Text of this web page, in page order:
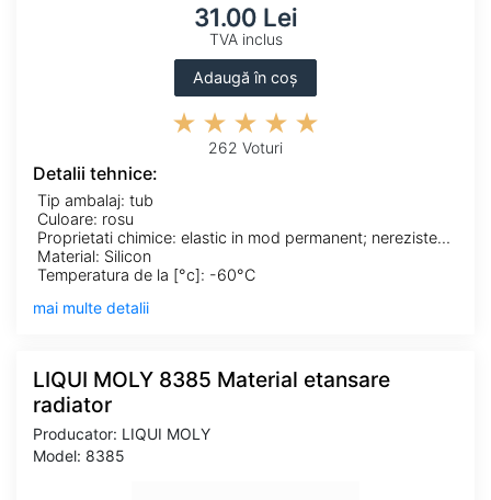
31.00 Lei
TVA inclus
Adaugă în coș
262 Voturi
Detalii tehnice:
Tip ambalaj: tub
Culoare: rosu
Proprietati chimice: elastic in mod permanent; nerezistent la solventi; rezistent-UV
Material: Silicon
Temperatura de la [°c]: -60°C
mai multe detalii
LIQUI MOLY 8385 Material etansare
radiator
Producator: LIQUI MOLY
Model: 8385